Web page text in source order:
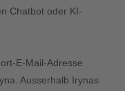
EN
Chatbot oder KI-
E-Mail-Adresse
. Ausserhalb Irynas